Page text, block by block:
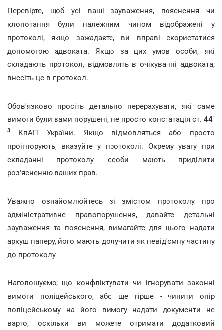
Перевірте, щоб усі ваші зауваження, пояснення чи
клопотання були належним чином відображені у
протоколі, якщо зажадаєте, ви вправі скористатися
допомогою адвоката. Якщо за цих умов особи, які
складають протокол, відмовлять в очікуванні адвоката,
внесіть це в протокол.
Обов'язково просіть детально перерахувати, які саме
вимоги були вами порушені, не просто констатація ст. 44-
3 КпАП України. Якщо відмовляться або просто
проігнорують, вказуйте у протоколі. Окрему увагу при
складанні протоколу особи мають приділити
роз'ясненню ваших прав.
Уважно ознайомлюйтесь зі змістом протоколу про
адміністративне правопорушення, давайте детальні
зауваження та пояснення, вимагайте для цього надати
аркуш паперу, його мають долучити як невід'ємну частину
до протоколу.
Наголошуємо, що конфліктувати чи ігнорувати законні
вимоги поліцейського, або ще гірше - чинити опір
поліцейському на його вимогу надати документи не
варто, оскільки ви можете отримати додатковий